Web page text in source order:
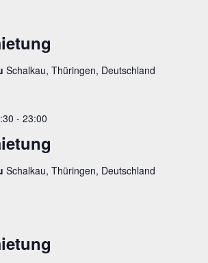
Schalkau, Thüringen, Deutschland
- 23:00
Schalkau, Thüringen, Deutschland